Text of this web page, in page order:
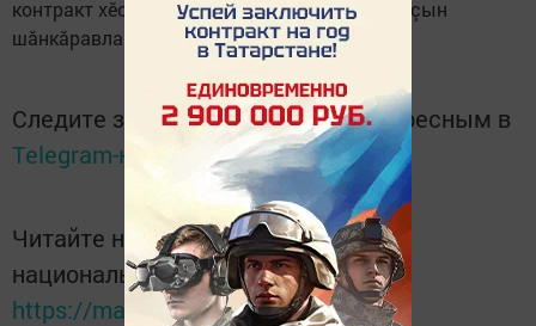
контракт хӗсмечӗ пирки çак номерпе 17057 çын
шăнкăравланă.
Следите за самым важным и интересным в
Telegram-канале
Татмедиа
Читайте новости Татарстана в
национальном мессенджере MАХ:
https://max.ru/tatmedia